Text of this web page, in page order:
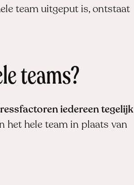
team uitgeput is, ontstaat
teams?
iedereen tegelijk
het hele team in plaats van